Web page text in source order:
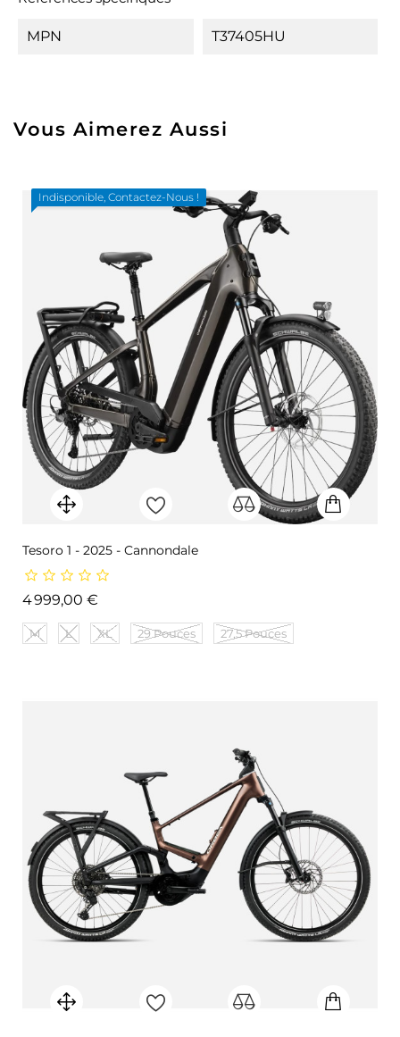
MPN T37405HU
Vous Aimerez Aussi
Indisponible, Contactez-Nous !
Tesoro 1 - 2025 - Cannondale
4 999,00 €
M L XL 29 Pouces 27,5 Pouces